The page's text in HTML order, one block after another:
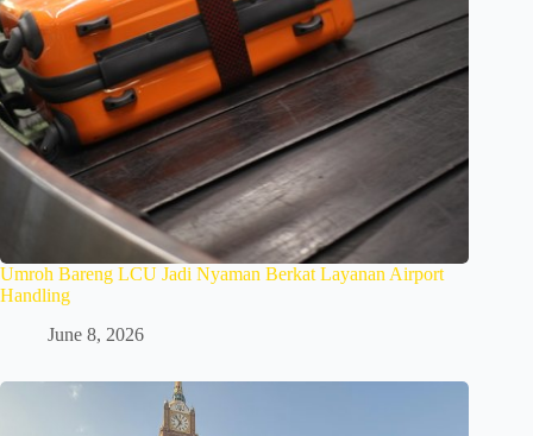
Umroh Bareng LCU Jadi Nyaman Berkat Layanan Airport
Handling
June 8, 2026